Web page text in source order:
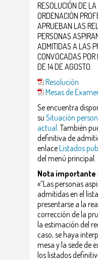
RESOLUCIÓN DE
ORDENACIÓN
APRUEBAN LAS
PERSONAS
ADMITIDAS A LAS
CONVOCADAS
DE 14 DE AGOSTO.
Resolución
Mesas de
Se encuentra
su Situación
actual. También
definitiva de
enlaceListados
del menú principal.
Nota
«“Las personas
admitidas en el
presentarse a la
corrección de la
la estimación del
caso, se haya
mesa y la sede de
los listados